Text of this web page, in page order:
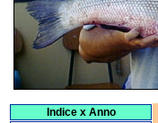
Indice x Anno